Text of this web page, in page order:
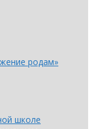
родам»
школе